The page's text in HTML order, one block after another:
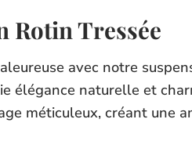
Rotin Tressée
avec notre
élégance naturelle et
méticuleux, créant une